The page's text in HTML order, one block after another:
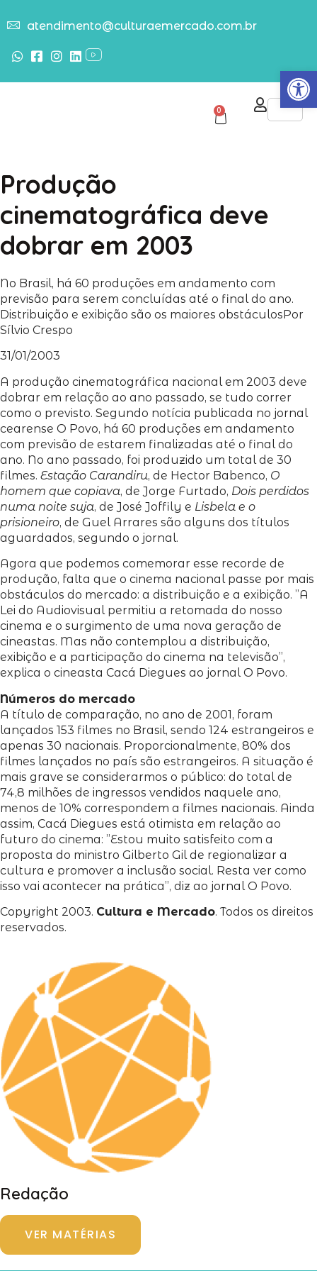
Abrir
atendimento@culturaemercado.com.br
0
Produção
cinematográfica deve
dobrar em 2003
No Brasil, há 60 produções em andamento com
previsão para serem concluídas até o final do ano.
Distribuição e exibição são os maiores obstáculosPor
Sílvio Crespo
31/01/2003
A produção cinematográfica nacional em 2003 deve
dobrar em relação ao ano passado, se tudo correr
como o previsto. Segundo notícia publicada no jornal
cearense O Povo, há 60 produções em andamento
com previsão de estarem finalizadas até o final do
ano. No ano passado, foi produzido um total de 30
filmes. Estação Carandiru, de Hector Babenco, O
homem que copiava, de Jorge Furtado, Dois perdidos
numa noite suja, de José Joffily e Lisbela e o
prisioneiro, de Guel Arrares são alguns dos títulos
aguardados, segundo o jornal.
Agora que podemos comemorar esse recorde de
produção, falta que o cinema nacional passe por mais
obstáculos do mercado: a distribuição e a exibição. ”A
Lei do Audiovisual permitiu a retomada do nosso
cinema e o surgimento de uma nova geração de
cineastas. Mas não contemplou a distribuição,
exibição e a participação do cinema na televisão”,
explica o cineasta Cacá Diegues ao jornal O Povo.
Números do mercado
A título de comparação, no ano de 2001, foram
lançados 153 filmes no Brasil, sendo 124 estrangeiros e
apenas 30 nacionais. Proporcionalmente, 80% dos
filmes lançados no país são estrangeiros. A situação é
mais grave se considerarmos o público: do total de
74,8 milhões de ingressos vendidos naquele ano,
menos de 10% correspondem a filmes nacionais. Ainda
assim, Cacá Diegues está otimista em relação ao
futuro do cinema: ”Estou muito satisfeito com a
proposta do ministro Gilberto Gil de regionalizar a
cultura e promover a inclusão social. Resta ver como
isso vai acontecer na prática”, diz ao jornal O Povo.
Copyright 2003. Cultura e Mercado. Todos os direitos
reservados.
Redação
VER MATÉRIAS